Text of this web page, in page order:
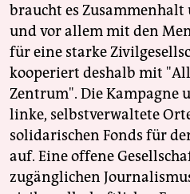
braucht es
und vor allem mit den
für eine starke
kooperiert deshalb mit
Zentrum". Die Kampagne
linke, selbstverwaltete
solidarischen Fonds für
auf. Eine offene
zugänglichen